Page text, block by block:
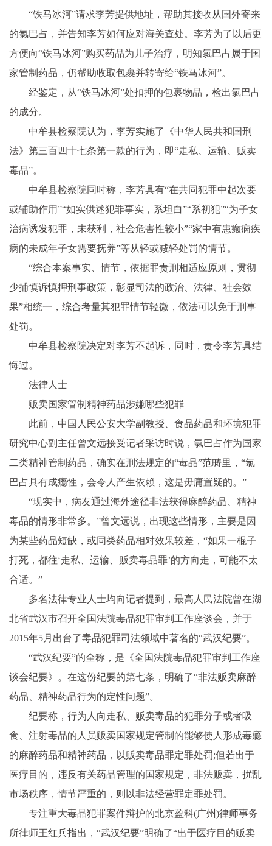
“铁马冰河”请求李芳提供地址，帮助其接收从国外寄来
的氯巴占，并告知李芳如何应对海关查处。李芳为了以后更
方便向“铁马冰河”购买药品为儿子治疗，明知氯巴占属于国
家管制药品，仍帮助收取包裹并转寄给“铁马冰河”。
经鉴定，从“铁马冰河”处扣押的包裹物品，检出氯巴占
的成分。
中牟县检察院认为，李芳实施了《中华人民共和国刑
法》第三百四十七条第一款的行为，即“走私、运输、贩卖
毒品”。
中牟县检察院同时称，李芳具有“在共同犯罪中起次要
或辅助作用”“如实供述犯罪事实，系坦白”“系初犯”“为子女
治病诱发犯罪 ，未获利，社会危害性较小”“家中有患癫痫疾
病的未成年子女需要抚养”等从轻或减轻处罚的情节。
“综合本案事实、情节，依据罪责刑相适应原则， 贯彻
少捕慎诉慎押刑事政策，彰显司法的政治、法律、社会效
果”相统一，综合考量其犯罪情节轻微，依法可以免于刑事
处罚。
中牟县检察院决定对李芳不起诉，同时，责令李芳具结
悔过。
法律人士
贩卖国家管制 精神药品涉嫌哪些犯罪
此前，中国人民公安大学副教授、食品药品和环境犯罪
研究中心副主任曾文远接受记者采访时说，氯巴占作为国家
二类精神管制药品，确实在刑法规定的“毒品”范畴里，“氯
巴占具有成瘾性 ，会令人产生依赖，这是毋庸置疑的。”
“现实中，病友通过海外途径非法获得麻醉药品、 精神
毒品的情形非常多。”曾文远说，出现这些情形，主要是因
为某些药品短缺，或同类药品相对效果较差，“如果一棍子
打死，都往‘走私、运输、贩卖毒品罪’的方向走，可能不太
合适。”
多名法律专业人士均向记者提到，最高人民法院曾在湖
北省武汉市召开全国法院毒品犯罪审判工作座谈会，并于
2015年5月出台了毒品犯罪司法领域中著名的“武汉纪要”。
“武汉纪要”的全称，是《全国法院毒品犯罪审判工作座
谈会纪要》。在这份纪要的第七条，明确了“非法贩卖麻醉
药品、 精神药品行为的定性问题”。
纪要称，行为人向走私、贩卖毒品的犯罪分子或者吸
食、注射毒品的人员贩卖国家规定管制的能够使人形成毒瘾
的麻醉药品和精神药品，以贩卖毒品罪定罪处罚;但若出于
医疗目的，违反有关药品管理的国家规定， 非法贩卖，扰乱
市场秩序，情节严重的，则以非法经营罪定罪处罚。
专注重大毒品犯罪案件辩护的北京盈科(广州)律师事务
所律师王红兵指出，“武汉纪要”明确了“出于医疗目的贩卖